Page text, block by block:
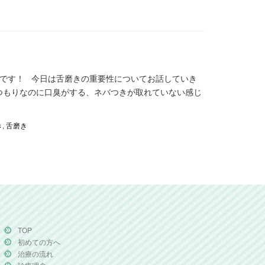
す！ 今日は舌磨きの重要性についてお話していき
りなのに口臭がする、ネバつきが取れていない感じ
, 舌磨き
TOP
初めての方へ
治療の流れ